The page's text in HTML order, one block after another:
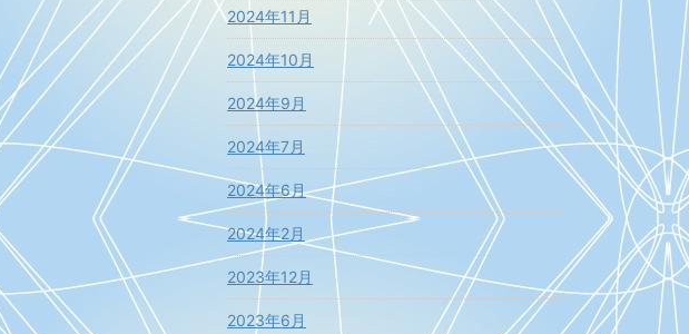
2024年11月
2024年10月
2024年9月
2024年7月
2024年6月
2024年2月
2023年12月
2023年6月